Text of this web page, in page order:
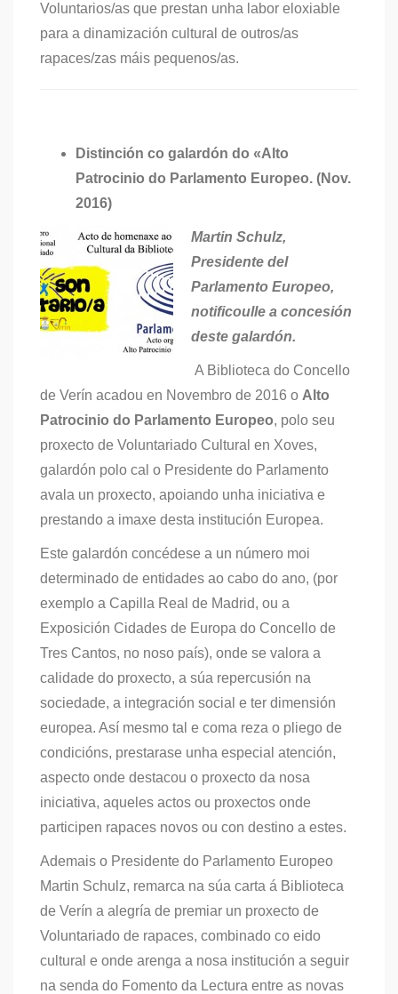
Voluntarios/as que prestan unha labor eloxiable
para a dinamización cultural de outros/as
rapaces/zas máis pequenos/as.
Distinción co galardón do «Alto
Patrocinio do Parlamento Europeo. (Nov.
2016)
Martin Schulz,
Presidente del
Parlamento Europeo,
notificoulle a concesión
deste galardón.
A Biblioteca do Concello
de Verín acadou en Novembro de 2016 o Alto
Patrocinio do Parlamento Europeo, polo seu
proxecto de Voluntariado Cultural en Xoves,
galardón polo cal o Presidente do Parlamento
avala un proxecto, apoiando unha iniciativa e
prestando a imaxe desta institución Europea.
Este galardón concédese a un número moi
determinado de entidades ao cabo do ano, (por
exemplo a Capilla Real de Madrid, ou a
Exposición Cidades de Europa do Concello de
Tres Cantos, no noso país), onde se valora a
calidade do proxecto, a súa repercusión na
sociedade, a integración social e ter dimensión
europea. Así mesmo tal e coma reza o pliego de
condicións, prestarase unha especial atención,
aspecto onde destacou o proxecto da nosa
iniciativa, aqueles actos ou proxectos onde
participen rapaces novos ou con destino a estes.
Ademais o Presidente do Parlamento Europeo
Martin Schulz, remarca na súa carta á Biblioteca
de Verín a alegría de premiar un proxecto de
Voluntariado de rapaces, combinado co eido
cultural e onde arenga a nosa institución a seguir
na senda do Fomento da Lectura entre as novas